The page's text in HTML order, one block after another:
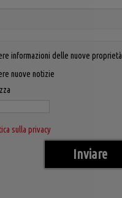
informazioni delle nuove proprietà
nuove notizie
sulla privacy